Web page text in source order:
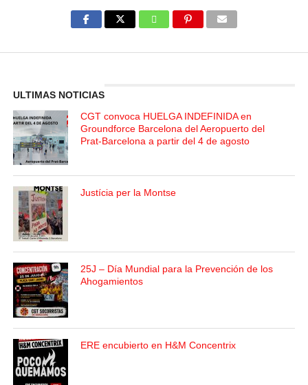
ULTIMAS NOTICIAS
CGT convoca HUELGA INDEFINIDA en
Groundforce Barcelona del Aeropuerto del
Prat-Barcelona a partir del 4 de agosto
Justícia per la Montse
25J – Día Mundial para la Prevención de los
Ahogamientos
ERE encubierto en H&M Concentrix